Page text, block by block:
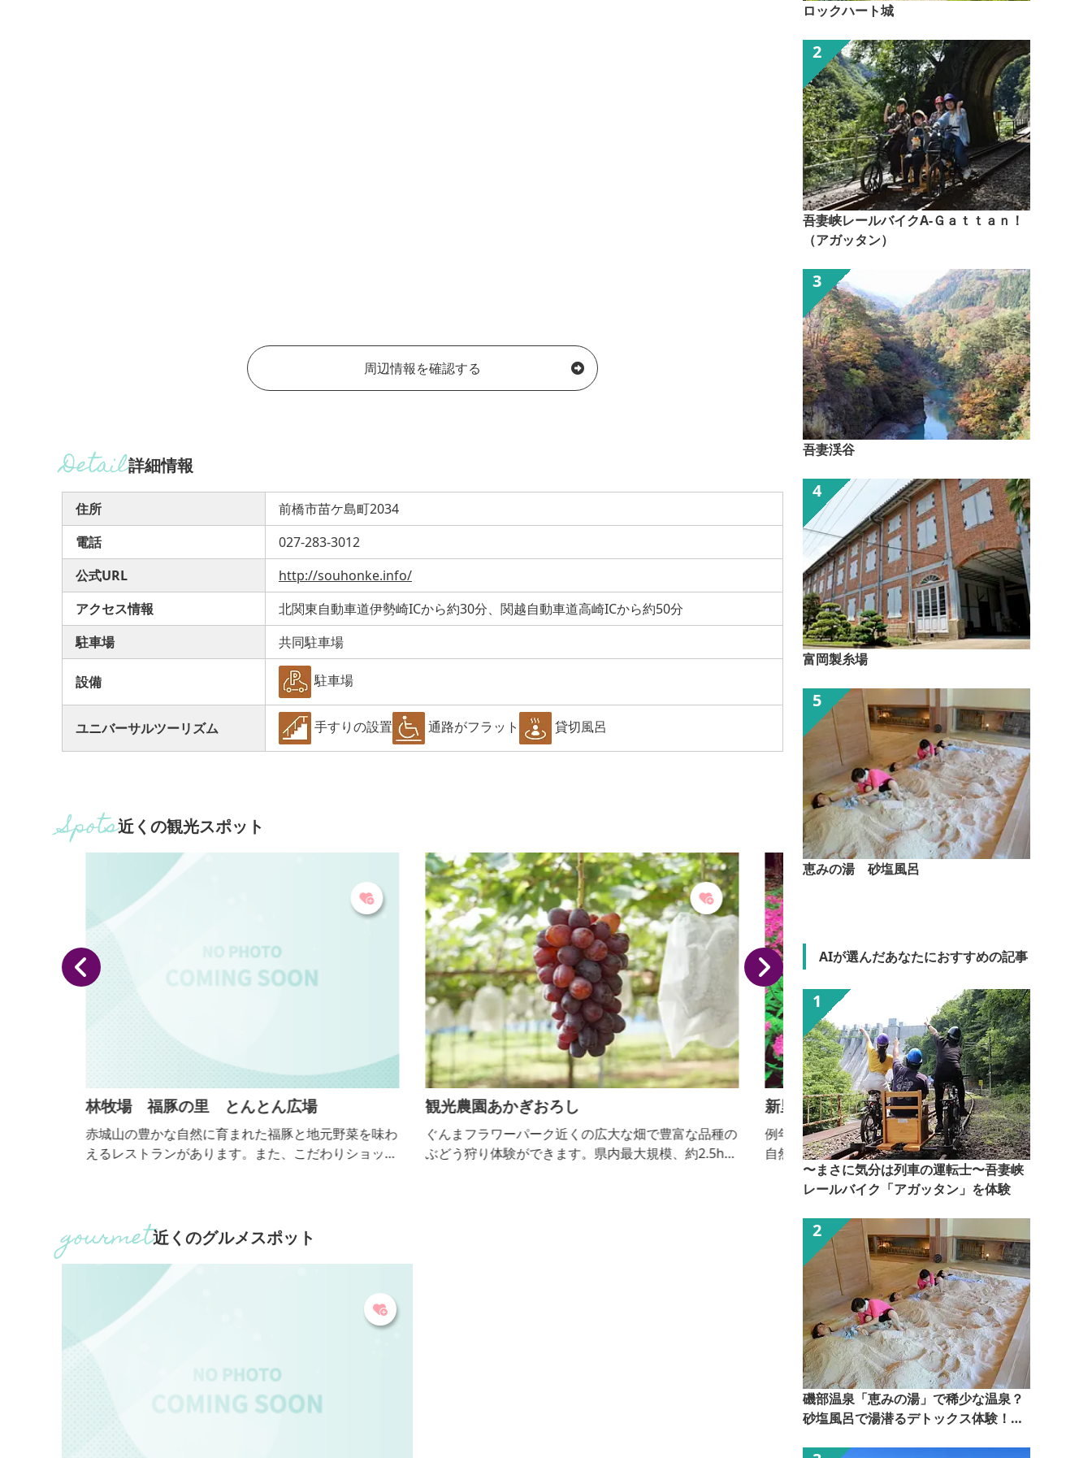
周辺情報を確認する
詳細情報
住所
前橋市苗ケ島町2034
電話
027-283-3012
公式URL
http://souhonke.info/
アクセス情報
北関東自動車道伊勢崎ICから約30分、関越自動車道高崎ICから約50分
駐車場
共同駐車場
設備 駐車場
ユニバーサルツーリズム 手すりの設置 通路がフラット 貸切風呂
近くの観光スポット
林牧場 福豚の里 とんとん広場
赤城山の豊かな自然に育まれた福豚と地元野菜を味わ
えるレストランがあります。また、こだわりショップ
観光農園あかぎおろし
ぐんまフラワーパーク近くの広大な畑で豊富な品種の
ぶどう狩り体験ができます。県内最大規模、約2.5ha
新里のサクラソウ群落
例年の見頃：4月下旬～5月中旬 山間の林に囲まれた
自然の景観が残る約1,600m2の面積に群生している。
県指定天然記念物。
近くのグルメスポット
ロックハート城
吾妻峡レールバイクA-Ｇａｔｔａｎ！
（アガッタン）
吾妻渓谷
富岡製糸場
恵みの湯 砂塩風呂
AIが選んだあなたにおすすめの記事
〜まさに気分は列車の運転士〜吾妻峡
レールバイク「アガッタン」を体験
磯部温泉「恵みの湯」で稀少な温泉？
砂塩風呂で湯潜るデトックス体験！